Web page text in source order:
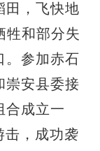
田，飞快地
牲和部分失
。参加赤石
崇安县委接
合成立一
击，成功袭